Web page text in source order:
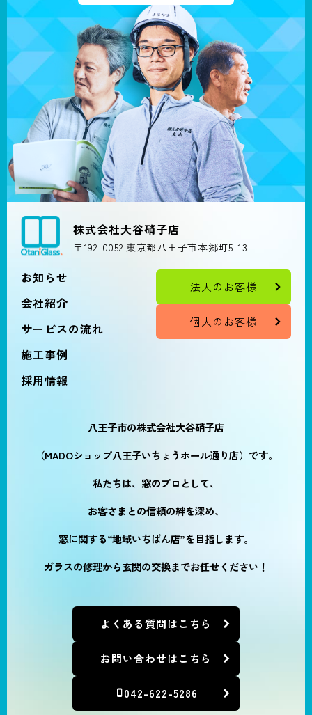
株式会社大谷硝子店
〒192-0052 東京都八王子市本郷町5-13
お知らせ
会社紹介
サービスの流れ
施工事例
採用情報
法人のお客様
個人のお客様
八王子市の株式会社大谷硝子店
（MADOショップ八王子いちょうホール通り店）です。
私たちは、窓のプロとして、
お客さまとの信頼の絆を深め、
窓に関する“地域いちばん店”を目指します。
ガラスの修理から玄関の交換までお任せください！
よくある質問はこちら
お問い合わせはこちら
042-622-5286